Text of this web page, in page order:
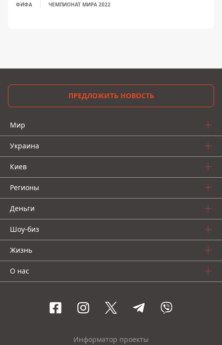
ФИФА ЧЕМПИОНАТ МИРА 2022
ПРЕДЛОЖИТЬ НОВОСТЬ
Мир
Украина
Киев
Регионы
Деньги
Шоу-биз
Жизнь
О нас
Информатор проекты